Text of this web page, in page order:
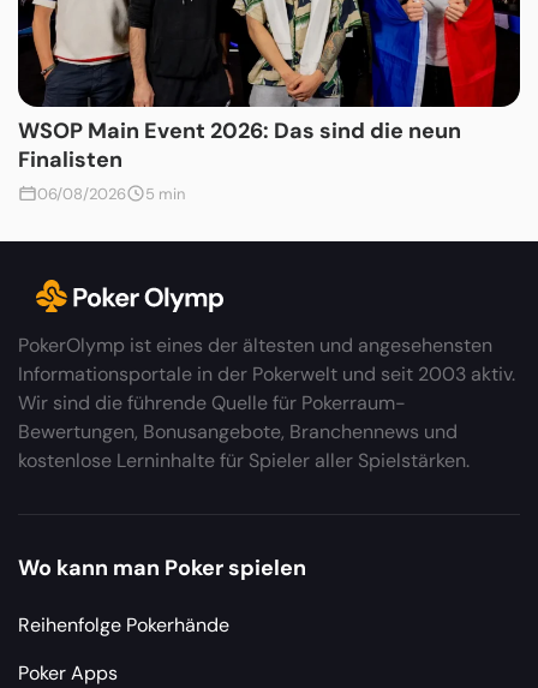
WSOP Main Event 2026: Das sind die neun
Finalisten
06/08/2026 5 min
PokerOlymp ist eines der ältesten und angesehensten
Informationsportale in der Pokerwelt und seit 2003 aktiv.
Wir sind die führende Quelle für Pokerraum-
Bewertungen, Bonusangebote, Branchennews und
kostenlose Lerninhalte für Spieler aller Spielstärken.
Wo kann man Poker spielen
Reihenfolge Pokerhände
Poker Apps